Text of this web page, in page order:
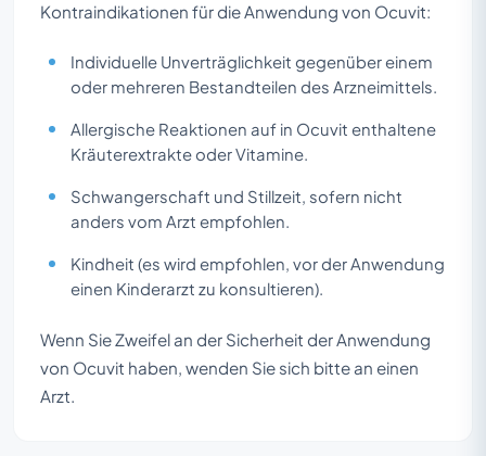
Kontraindikationen für die Anwendung von Ocuvit:
Individuelle Unverträglichkeit gegenüber einem
oder mehreren Bestandteilen des Arzneimittels.
Allergische Reaktionen auf in Ocuvit enthaltene
Kräuterextrakte oder Vitamine.
Schwangerschaft und Stillzeit, sofern nicht
anders vom Arzt empfohlen.
Kindheit (es wird empfohlen, vor der Anwendung
einen Kinderarzt zu konsultieren).
Wenn Sie Zweifel an der Sicherheit der Anwendung
von Ocuvit haben, wenden Sie sich bitte an einen
Arzt.